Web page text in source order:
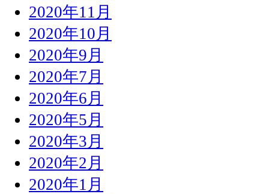
2020年11月
2020年10月
2020年9月
2020年7月
2020年6月
2020年5月
2020年3月
2020年2月
2020年1月